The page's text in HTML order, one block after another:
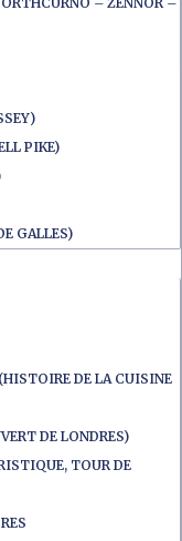
PIKE)
GALLES)
DE LA CUISINE
DE LONDRES)
TOUR DE